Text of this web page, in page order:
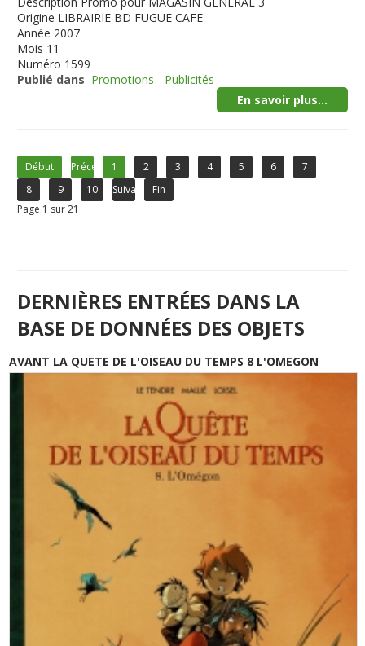
Origine LIBRAIRIE BD FUGUE CAFE
Année 2007
Mois 11
Numéro 1599
Publié dans Promotions - Publicités
En savoir plus...
Début Précédent1 2 3 4 5 6
7
8
9 10 Suivant
Fin
Page 1 sur 21
DERNIÈRES ENTRÉES DANS LA
BASE DE DONNÉES DES OBJETS
AVANT LA QUETE DE L'OISEAU DU TEMPS 8 L'OMEGON